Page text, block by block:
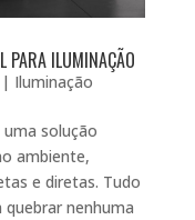
PARA ILUMINAÇÃO
| Iluminação
solução
ambiente,
e diretas. Tudo
nenhuma